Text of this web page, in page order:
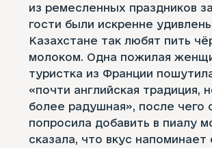
из ремесленных праздников
гости были искренне
Казахстане так любят пить
молоком. Одна пожилая
туристка из Франции
«почти английская традиция,
более радушная», после чего
попросила добавить в пиалу
сказала, что вкус напоминает